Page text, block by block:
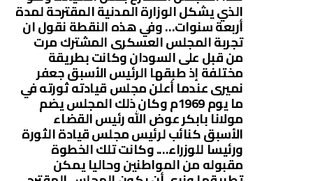
الذي يشكل الوزارة المدنية المقترحة لمدة
أربعة سنوات… وفي هذه النقطة نقول ان
تجربة المجلس العسكرى المشترك مرت
من قبل على السودان وكانت بطريقة
مختلفة إذ طبقها الرئيس الأسبق جعفر
نميرى عندما أعلن مجلس قيادته ثورته في
ما يوم 1969م وكان ذلك المجلس يضم
مولانا بابكر عوض الله رئيس القضاء
الأسبق كنائب لرئيس مجلس قيادة الثورة
ورئيسا للوزراء…. وكانت تلك الخطوة
مقبوله من المواطنين وحاليا يمكن